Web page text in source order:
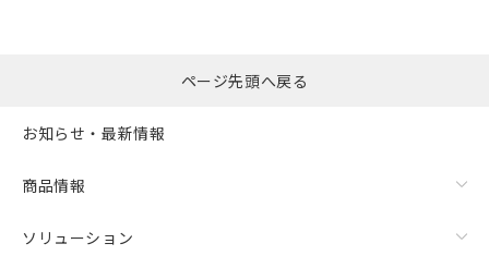
ページ先頭へ戻る
お知らせ・最新情報
商品情報
ソリューション